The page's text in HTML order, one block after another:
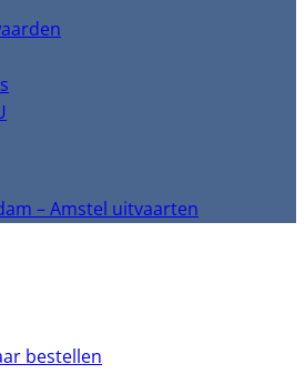
– Amstel uitvaarten
bestellen